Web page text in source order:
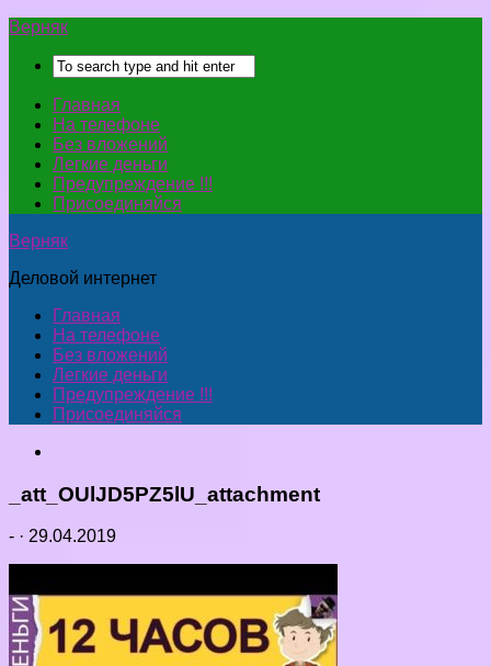
Верняк
Главная
На телефоне
Без вложений
Легкие деньги
Предупреждение !!!
Присоединяйся
Верняк
Деловой интернет
Главная
На телефоне
Без вложений
Легкие деньги
Предупреждение !!!
Присоединяйся
_att_OUlJD5PZ5lU_attachment
- · 29.04.2019